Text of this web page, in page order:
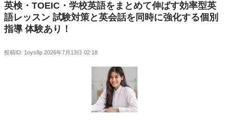
英検・TOEIC・学校英語をまとめて伸ばす効率型英
語レッスン 試験対策と英会話を同時に強化する個別
指導 体験あり！
投稿ID: 1oys8p 2026年7月13日 02:18